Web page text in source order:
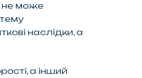
не може
наслідки, а
а інший